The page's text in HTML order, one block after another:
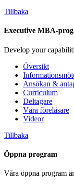
Tillbaka
Executive MBA-
Develop your
Översikt
Ansökan &
Curriculum
Deltagare
Våra föreläsare
Videor
Tillbaka
Öppna program
Våra öppna program